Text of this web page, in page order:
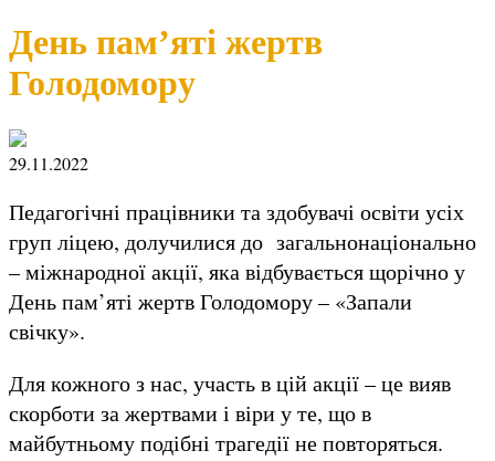
День пам’яті жертв
Голодомору
29.11.2022
Педагогічні працівники та здобувачі освіти усіх
груп ліцею, долучилися до загальнонаціонально
– міжнародної акції, яка відбувається щорічно у
День пам’яті жертв Голодомору – «Запали
свічку».
Для кожного з нас, участь в цій акції – це вияв
скорботи за жертвами і віри у те, що в
майбутньому подібні трагедії не повторяться.